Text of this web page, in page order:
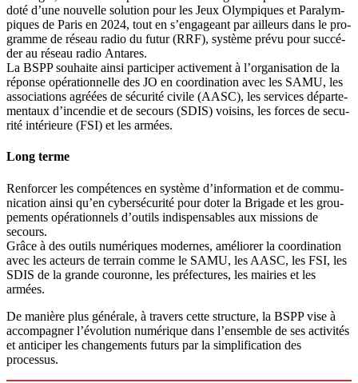
doté d’une nou­velle solu­tion pour les Jeux Olym­piques et Para­lym­
piques de Paris en 2024, tout en s’engageant par ailleurs dans le pro­
gramme de réseau radio du futur (RRF), sys­tème pré­vu pour suc­cé­
der au réseau radio Antares.
La BSPP sou­haite ain­si par­ti­ci­per acti­ve­ment à l’organisation de la
réponse opé­ra­tion­nelle des JO en coor­di­na­tion avec les SAMU, les
asso­cia­tions agréées de sécu­ri­té civile (AASC), les ser­vices dépar­te­
men­taux d’incendie et de secours (SDIS) voi­sins, les forces de secu­
ri­té inté­rieure (FSI) et les armées.
Long terme
Ren­for­cer les com­pé­tences en sys­tème d’information et de com­mu­
ni­ca­tion ain­si qu’en cyber­sé­cu­ri­té pour doter la Bri­gade et les grou­
pe­ments opé­ra­tion­nels d’outils indis­pen­sables aux mis­sions de
secours.
Grâce à des outils numé­riques modernes, amé­lio­rer la coor­di­na­tion
avec les acteurs de ter­rain comme le SAMU, les AASC, les FSI, les
SDIS de la grande cou­ronne, les pré­fec­tures, les mai­ries et les
armées.
De manière plus géné­rale, à tra­vers cette struc­ture, la BSPP vise à
accom­pa­gner l’évolution numé­rique dans l’ensemble de ses acti­vi­tés
et anti­ci­per les chan­ge­ments futurs par la sim­pli­fi­ca­tion des
processus.